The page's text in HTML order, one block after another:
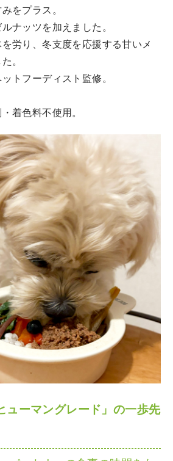
をプラス。
ナッツを加えました。
労り、冬支度を応援する甘いメ
。
トフーディスト監修。
着色料不使用。
ューマングレード」の一歩先